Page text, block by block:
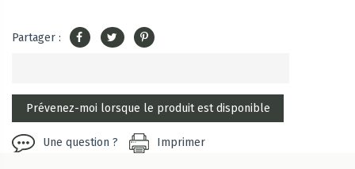
Partager :
Une question ? Imprimer